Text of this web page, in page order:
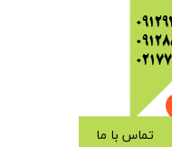
تماس با ما